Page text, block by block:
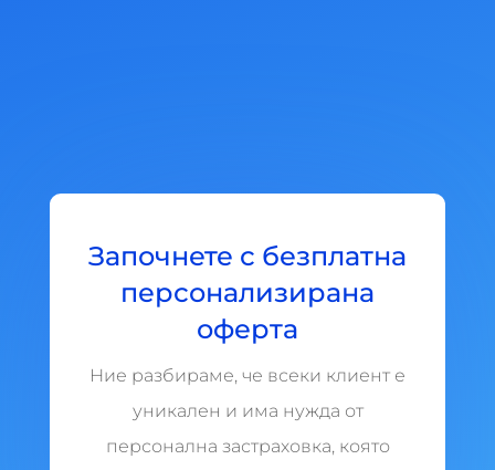
Започнете с безплатна
персонализирана
оферта
Ние разбираме, че всеки клиент е
уникален и има нужда от
персонална застраховка, която